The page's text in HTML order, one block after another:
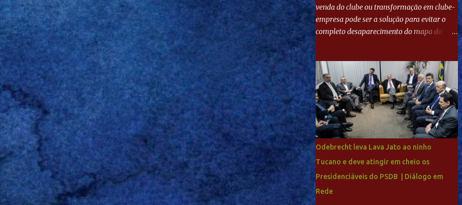
venda do clube ou transformação em clube-
empresa pode ser a solução para evitar o
completo desaparecimento do mapa do
de milhões agora seja mercantil. Segundo
apuração da Itatiaia, Fenômeno comprou
90% das ações por R$ 400 milhões. Aporte
feito imediatamente para pagamento de
dívidas emergenciais e investimentos no
departamento de futebol. O projeto
apresentado para a recuperação do
Ronaldo sendo solidário à dívida de R$ 1
bilhão a partir de agora, mais o peso que o
ex-atacante tem no mundo do futebol, além
Odebrecht leva Lava Jato ao ninho
Tucano e deve atingir em cheio os
Presidenciáveis do PSDB | Diálogo em
Rede